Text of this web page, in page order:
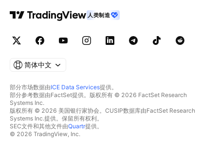
人类制造
简体中文
部分市场数据由ICE Data Services提供。
部分参考数据由FactSet提供。版权所有 © 2026 FactSet Research
Systems Inc.
版权所有 © 2026 美国银行家协会。CUSIP数据库由FactSet Research
Systems Inc.提供。保留所有权利。
SEC文件和其他文件由Quartr提供。
© 2026 TradingView, Inc.